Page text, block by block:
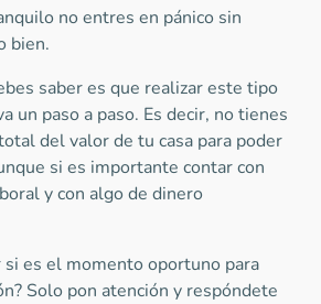
no entres en pánico sin
bien.
saber es que realizar este tipo
un paso a paso. Es decir, no tienes
del valor de tu casa para poder
si es importante contar con
y con algo de dinero
si es el momento oportuno para
Solo pon atención y respóndete